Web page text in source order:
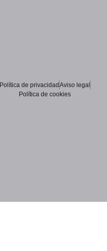
Política de privacidad Aviso legal
Política de cookies